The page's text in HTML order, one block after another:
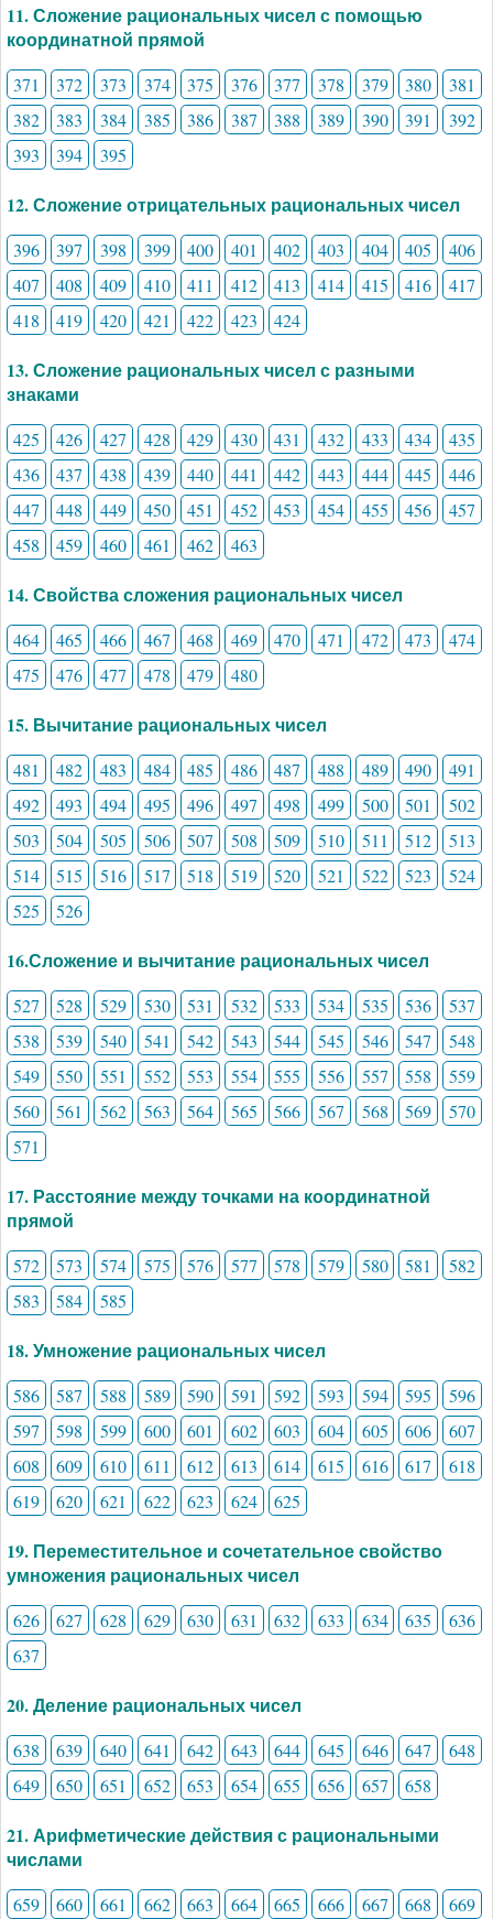
11. Сложение рациональных чисел с помощью
координатной прямой
371 372 373 374 375 376 377 378 379 380
381
382
383 384 385 386 387 388 389 390 391
392
393
394 395
12. Сложение отрицательных рациональных чисел
396 397 398 399 400 401 402 403 404 405
406
407
408 409 410 411 412 413 414 415 416
417
418
419 420 421 422 423 424
13. Сложение рациональных чисел с разными
знаками
425 426 427 428 429 430 431 432 433 434
435
436
437 438 439 440 441 442 443 444 445
446
447
448 449 450 451 452 453 454 455 456
457
458
459 460 461 462 463
14. Свойства сложения рациональных чисел
464 465 466 467 468 469 470 471 472 473
474
475
476 477 478 479 480
15. Вычитание рациональных чисел
481 482 483 484 485 486 487 488 489 490
491
492
493 494 495 496 497 498 499 500 501
502
503
504 505 506 507 508 509 510 511 512
513
514
515 516 517 518 519 520 521 522 523
524
525
526
16.Сложение и вычитание рациональных чисел
527 528 529 530 531 532 533 534 535 536
537
538
539 540 541 542 543 544 545 546 547
548
549
550 551 552 553 554 555 556 557 558
559
560
561 562 563 564 565 566 567 568 569
570
571
17. Расстояние между точками на координатной
прямой
572 573 574 575 576 577 578 579 580 581
582
583
584 585
18. Умножение рациональных чисел
586 587 588 589 590 591 592 593 594 595
596
597
598 599 600 601 602 603 604 605 606
607
608
609 610 611 612 613 614 615 616 617
618
619
620 621 622 623 624 625
19. Переместительное и сочетательное свойство
умножения рациональных чисел
626 627 628 629 630 631 632 633 634 635
636
637
20. Деление рациональных чисел
638 639 640 641 642 643 644 645 646 647
648
649
650 651 652 653 654 655 656 657 658
21. Арифметические действия с рациональными
числами
659 660 661 662 663 664 665 666 667 668 669